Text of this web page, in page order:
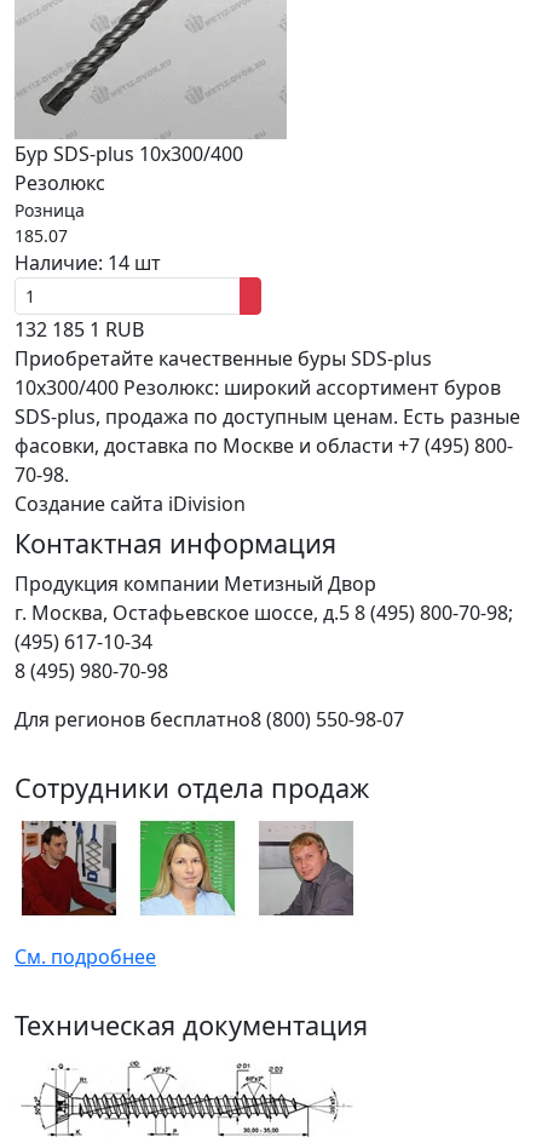
Бур SDS-plus 10х300/400
Резолюкс
Розница
185.07
Наличие: 14 шт
132 185 1 RUB
Приобретайте качественные буры SDS-plus
10х300/400 Резолюкс: широкий ассортимент буров
SDS-plus, продажа по доступным ценам. Есть разные
фасовки, доставка по Москве и области +7 (495) 800-
70-98.
Создание сайта iDivision
Контактная информация
Продукция компании Метизный Двор
г. Москва, Остафьевское шоссе, д.58 (495) 800-70-98;
(495) 617-10-34
8 (495) 980-70-98
Для регионов бесплатно8 (800) 550-98-07
Сотрудники отдела продаж
См. подробнее
Техническая документация